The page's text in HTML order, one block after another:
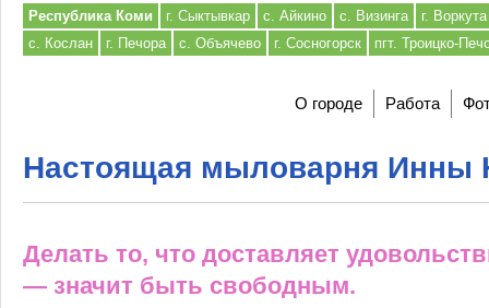
Республика Коми г. Сыктывкар с. Айкино с. Визинга
г. Воркута
с. Кослан
г. Печора с. Объячево г. Сосногорск пгт. Троицко-
О городе Работа
Настоящая мыловарня Инны
Делать то, что доставляет
— значит быть свободным.